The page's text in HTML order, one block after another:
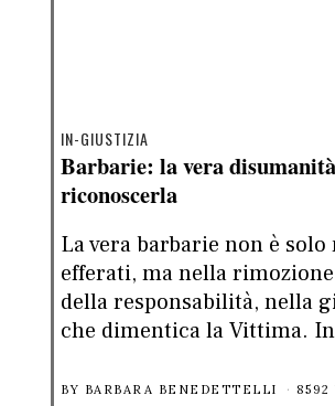
IN-GIUSTIZIA
Barbarie: la vera
riconoscerla
La vera barbarie non è solo
efferati, ma nella
della responsabilità, nella
che dimentica la Vittima. In
BY BARBARA BENEDETTELLI 8592